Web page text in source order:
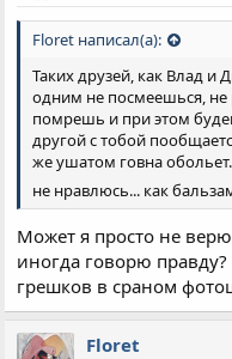
м
ы
л
а
Floret написал(а):
Таких друзей, как Влад и
одним не посмеешься, не
помрешь и при этом
другой с тобой
же ушатом говна
не нравлюсь... как
Может я просто не
иногда говорю правду?
грешков в сраном
Floret